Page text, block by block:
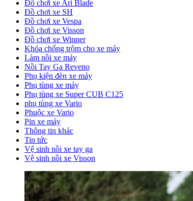
Đồ chơi xe Ari Blade
Đồ chơi xe SH
Đồ chơi xe Vespa
Đồ chơi xe Visson
Đồ chơi xe Winner
Khóa chống trộm cho xe máy
Làm nồi xe máy
Nồi Tay Ga Reveno
Phụ kiện đèn xe máy
Phụ tùng xe máy
Phụ tùng xe Super CUB C125
phụ tùng xe Vario
Phuộc xe Vario
Pin xe máy
Thông tin khác
Tin tức
Vệ sinh nồi xe tay ga
Vệ sinh nồi xe Visson